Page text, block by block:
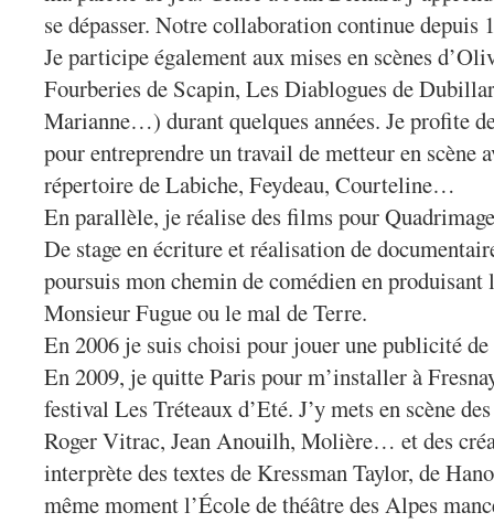
se dépasser. Notre collaboration continue depuis
Je participe également aux mises en scènes
Fourberies de Scapin, Les Diablogues de
Marianne…) durant quelques années. Je profite
pour entreprendre un travail de metteur en scène
répertoire de Labiche, Feydeau, Courteline…
En parallèle, je réalise des films pour
De stage en écriture et réalisation de
poursuis mon chemin de comédien en
Monsieur Fugue ou le mal de Terre.
En 2006 je suis choisi pour jouer une publicité
En 2009, je quitte Paris pour m’installer à
festival Les Tréteaux d’Eté. J’y mets en scène
Roger Vitrac, Jean Anouilh, Molière… et des
interprète des textes de Kressman Taylor, de
même moment l’École de théâtre des Alpes